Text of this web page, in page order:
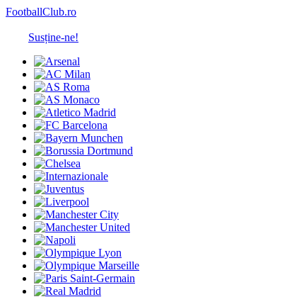
FootballClub.ro
Susține-ne!